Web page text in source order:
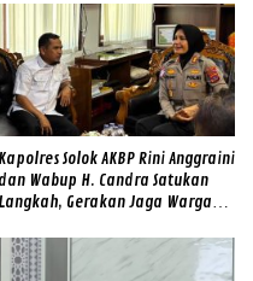
Kapolres Solok AKBP Rini Anggraini
dan Wabup H. Candra Satukan
Langkah, Gerakan Jaga Warga
Kabupaten Solok